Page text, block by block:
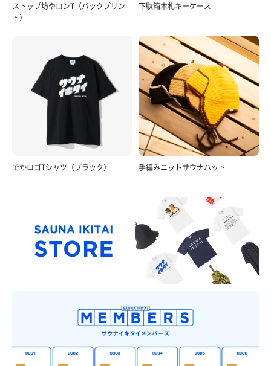
ストップ坊やロンT（バックプリン
ト）
下駄箱木札キーケース
でかロゴTシャツ（ブラック） 手編みニットサウナハット